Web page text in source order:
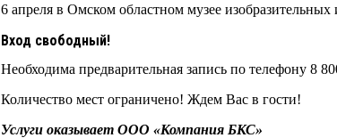
6 апреля в Омском областном музее
Вход свободный!
Необходима предварительная запись по телефону 8
Количество мест ограничено! Ждем Вас в гости!
Услуги оказывает ООО «Компания БКС»